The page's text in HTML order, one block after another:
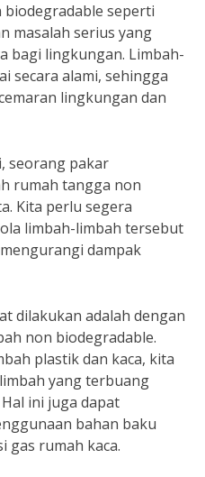
seperti
masalah serius yang
bagi lingkungan. Limbah-
secara alami, sehingga
lingkungan dan
seorang pakar
rumah tangga non
Kita perlu segera
limbah-limbah tersebut
dampak
dilakukan adalah dengan
non biodegradable.
plastik dan kaca, kita
yang terbuang
ini juga dapat
bahan baku
gas rumah kaca.